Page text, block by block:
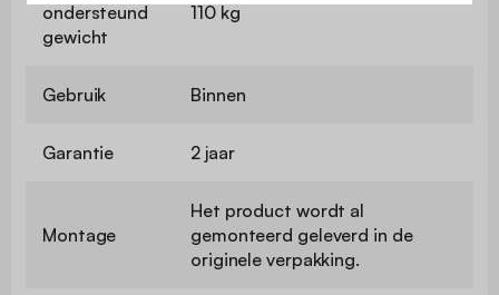
ondersteund
gewicht
110 kg
Gebruik Binnen
Garantie 2 jaar
Montage
Het product wordt al
gemonteerd geleverd in de
originele verpakking.